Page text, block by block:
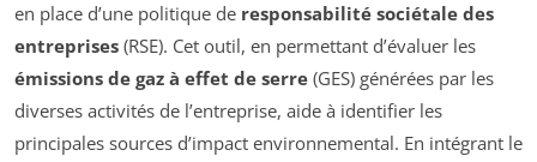
en place d’une politique de responsabilité sociétale des
entreprises (RSE). Cet outil, en permettant d’évaluer les
émissions de gaz à effet de serre (GES) générées par les
diverses activités de l’entreprise, aide à identifier les
principales sources d’impact environnemental. En intégrant le